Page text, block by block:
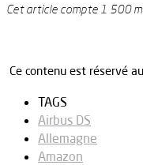
Cet article compte 1 500
Ce contenu est réservé
TAGS
Airbus DS
Allemagne
Amazon